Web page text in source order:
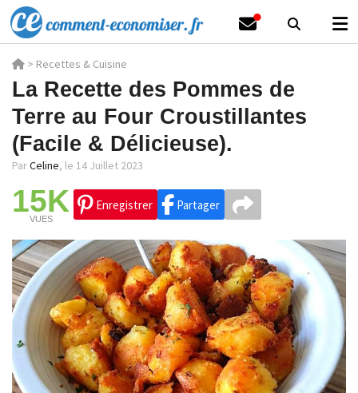
> Recettes & Cuisine
La Recette des Pommes de
Terre au Four Croustillantes
(Facile & Délicieuse).
ParCeline, le 14 Juillet 2023
15K
VUES
Enregistrer Partager